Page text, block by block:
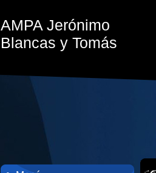
AMPA Jerónimo
Blancas y Tomás